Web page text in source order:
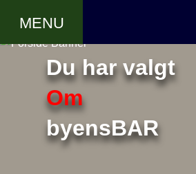
MENU
Du har valgt
Om
byensBAR